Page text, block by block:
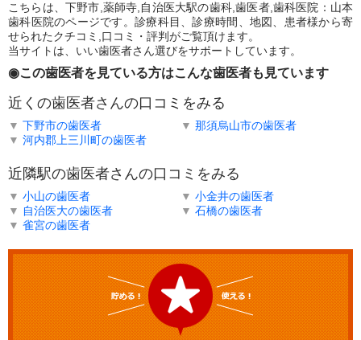
こちらは、下野市,薬師寺,自治医大駅の歯科,歯医者,歯科医院：山本
歯科医院のページです。診療科目、診療時間、地図、患者様から寄
せられたクチコミ,口コミ・評判がご覧頂けます。
当サイトは、いい歯医者さん選びをサポートしています。
◉この歯医者を見ている方はこんな歯医者も見ています
近くの歯医者さんの口コミをみる
▼ 下野市の歯医者 ▼ 那須烏山市の歯医者
▼ 河内郡上三川町の歯医者
近隣駅の歯医者さんの口コミをみる
▼ 小山の歯医者 ▼ 小金井の歯医者
▼ 自治医大の歯医者 ▼ 石橋の歯医者
▼ 雀宮の歯医者